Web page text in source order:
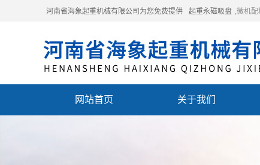
河南省海象起重机械有限公司为您免费提供 起重永磁吸盘 ,微机
网站首页 关于我们